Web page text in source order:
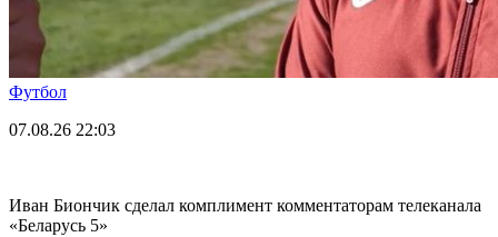
Футбол
07.08.26 22:03
Иван Биончик сделал комплимент комментаторам телеканала
«Беларусь 5»